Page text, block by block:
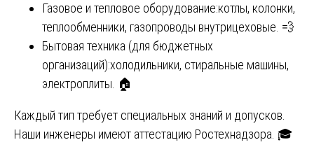
Газовое и тепловое оборудование:котлы, колонки,
теплообменники, газопроводы внутрицеховые. 💨
Бытовая техника (для бюджетных
организаций):холодильники, стиральные машины,
электроплиты. 🏠
Каждый тип требует специальных знаний и допусков.
Наши инженеры имеют аттестацию Ростехнадзора. 🎓